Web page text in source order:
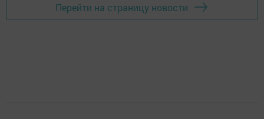
Перейти на страницу новости